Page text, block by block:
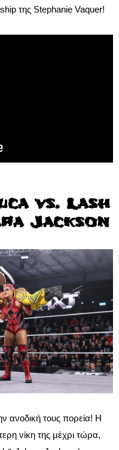
της Stephanie Vaquer!
vs. Lash
Jackson
ανοδική τους πορεία! Η
νίκη της μέχρι τώρα,